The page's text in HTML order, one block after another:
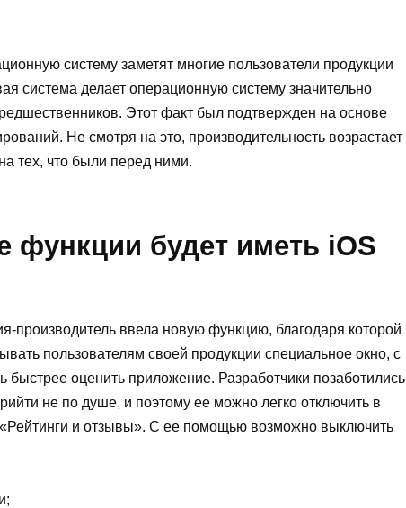
систему заметят многие пользователи продукции
система делает операционную систему значительно
Этот факт был подтвержден на основе
Не смотря на это, производительность возрастает
тех, что были перед ними.
функции будет иметь iOS
производитель ввела новую функцию, благодаря которой
пользователям своей продукции специальное окно, с
быстрее оценить приложение. Разработчики позаботились
не по душе, и поэтому ее можно легко отключить в
и отзывы». С ее помощью возможно выключить